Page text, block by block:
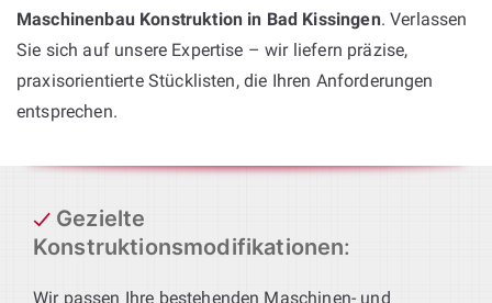
Maschinenbau Konstruktion in Bad Kissingen. Verlassen
Sie sich auf unsere Expertise – wir liefern präzise,
praxisorientierte Stücklisten, die Ihren Anforderungen
entsprechen.
Gezielte
Konstruktionsmodifikationen:
Wir passen Ihre bestehenden Maschinen- und